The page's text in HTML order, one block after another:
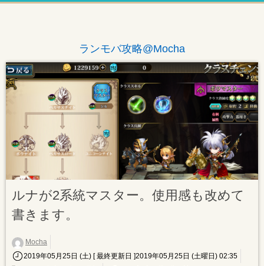
ランモバ攻略@Mocha
ルナが2系統マスター。使用感も改めて
書きます。
Mocha
2019年05月25日 (土) [ 最終更新日 ]2019年05月25日 (土曜日) 02:35